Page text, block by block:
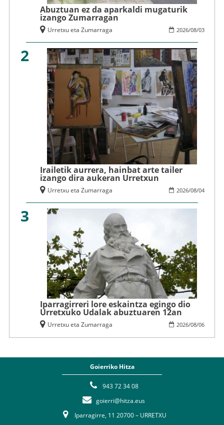
Abuztuan ez da aparkaldi mugaturik
izango Zumarragan
2026/08/03
Urretxu eta Zumarraga
2
Irailetik aurrera, hainbat arte tailer
izango dira aukeran Urretxun
2026/08/04
Urretxu eta Zumarraga
3
Iparragirreri lore eskaintza egingo dio
Urretxuko Udalak abuztuaren 12an
2026/08/06
Urretxu eta Zumarraga
Goierriko Hitza
943 72 34 08
goierri@hitza.eus
Iparragirre, 11 20700 – URRETXU